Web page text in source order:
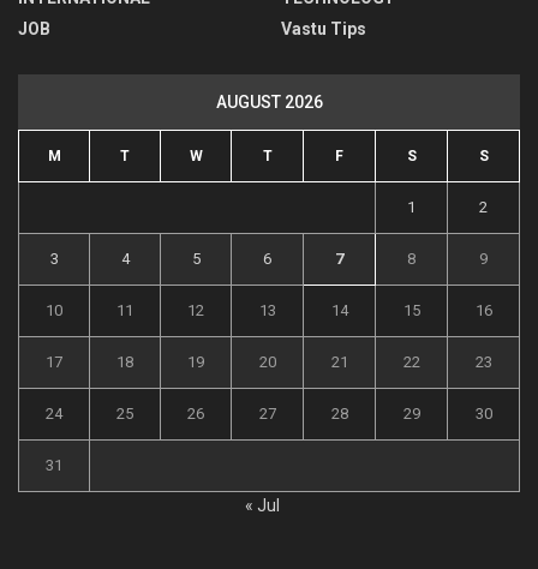
JOB
Vastu Tips
AUGUST 2026
M T W T F S S
1 2
3 4 5 6 7 8 9
10 11 12 13 14 15 16
17 18 19 20 21 22 23
24 25 26 27 28 29 30
31
« Jul